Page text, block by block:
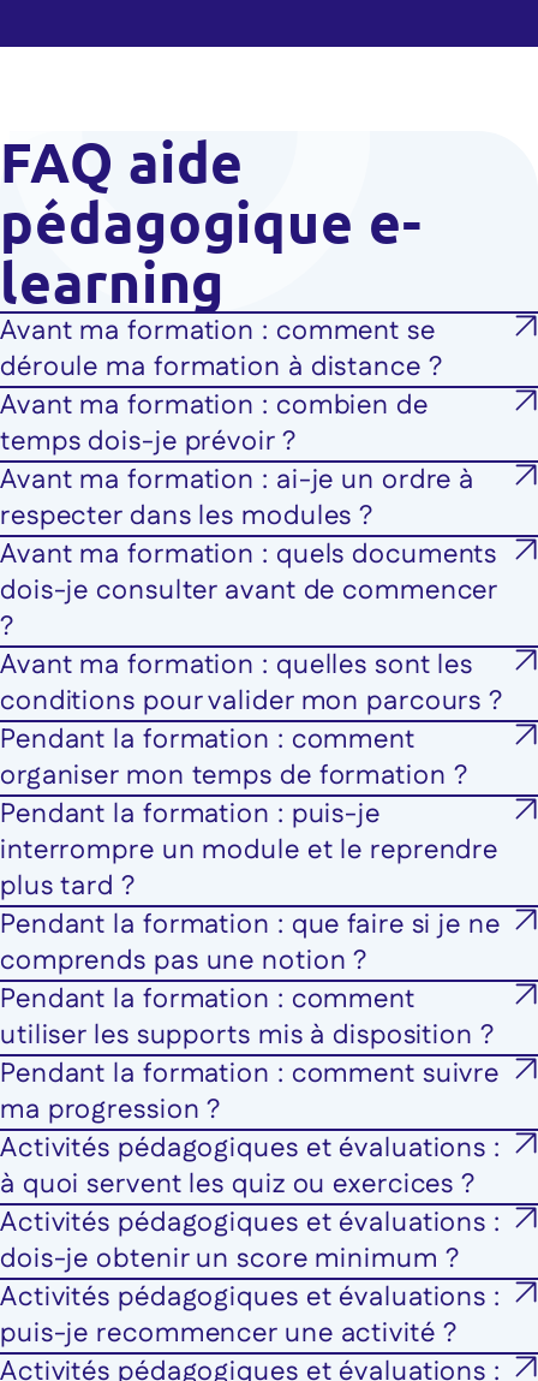
FAQ aide
pédagogique e-
learning
Avant ma formation : comment se
déroule ma formation à distance ?
Avant ma formation : combien de
temps dois-je prévoir ?
Avant ma formation : ai-je un ordre à
respecter dans les modules ?
Avant ma formation : quels documents
dois-je consulter avant de commencer
?
Avant ma formation : quelles sont les
conditions pour valider mon parcours ?
Pendant la formation : comment
organiser mon temps de formation ?
Pendant la formation : puis-je
interrompre un module et le reprendre
plus tard ?
Pendant la formation : que faire si je ne
comprends pas une notion ?
Pendant la formation : comment
utiliser les supports mis à disposition ?
Pendant la formation : comment suivre
ma progression ?
Activités pédagogiques et évaluations :
à quoi servent les quiz ou exercices ?
Activités pédagogiques et évaluations :
dois-je obtenir un score minimum ?
Activités pédagogiques et évaluations :
puis-je recommencer une activité ?
Activités pédagogiques et évaluations :